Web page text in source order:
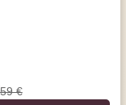
59 €